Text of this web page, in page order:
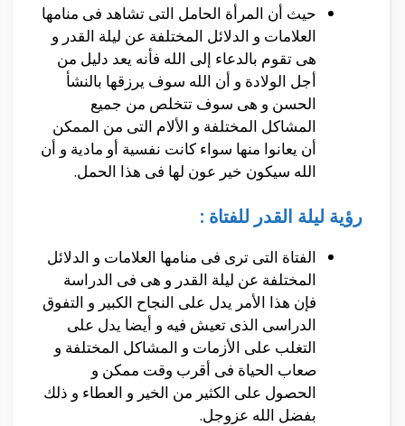
حيث أن المرأة الحامل التى تشاهد فى منامها
العلامات و الدلائل المختلفة عن ليلة القدر و
هى تقوم بالدعاء إلى الله فأنه يعد دليل من
أجل الولادة و أن الله سوف يرزقها بالنشأ
الحسن و هى سوف تتخلص من جميع
المشاكل المختلفة و الألام التى من الممكن
أن يعانوا منها سواء كانت نفسية أو مادية و أن
الله سيكون خير عون لها فى هذا الحمل.
رؤية ليلة القدر للفتاة :
الفتاة التى ترى فى منامها العلامات و الدلائل
المختلفة عن ليلة القدر و هى فى الدراسة
فإن هذا الأمر يدل على النجاح الكبير و التفوق
الدراسى الذى تعيش فيه و أيضا يدل على
التغلب على الأزمات و المشاكل المختلفة و
صعاب الحياة فى أقرب وقت ممكن و
الحصول على الكثير من الخير و العطاء و ذلك
بفضل الله عزوجل.